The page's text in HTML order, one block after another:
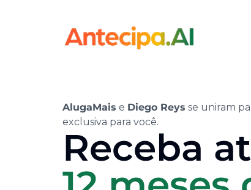
AlugaMais e Diego Reys se uniram
exclusiva para você.
Receba